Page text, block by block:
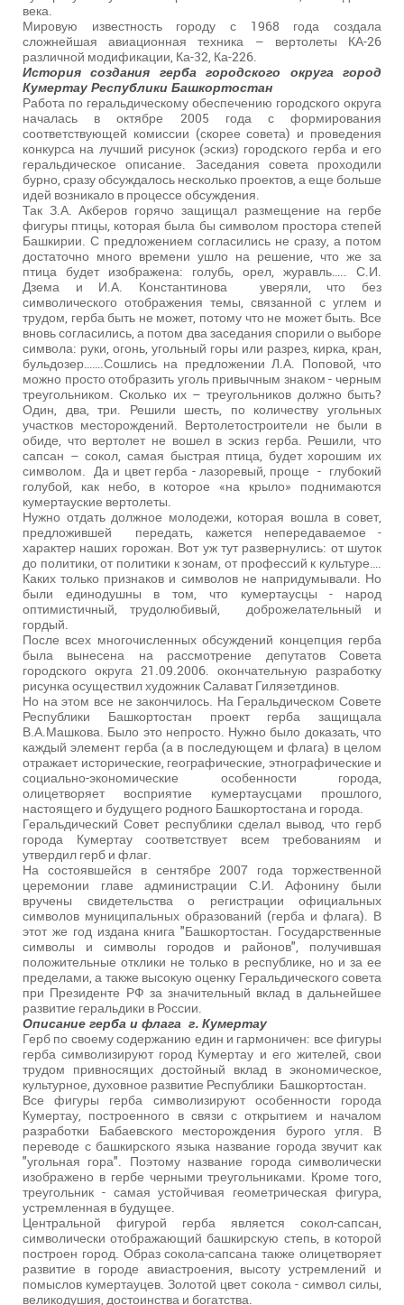
века.
Мировую известность городу с 1968 года создала
сложнейшая авиационная техника – вертолеты КА-26
различной модификации, Ка-32, Ка-226.
История создания герба городского округа город
Кумертау Республики Башкортостан
Работа по геральдическому обеспечению городского округа
началась в октябре 2005 года с формирования
соответствующей комиссии (скорее совета) и проведения
конкурса на лучший рисунок (эскиз) городского герба и его
геральдическое описание. Заседания совета проходили
бурно, сразу обсуждалось несколько проектов, а еще больше
идей возникало в процессе обсуждения.
Так З.А. Акберов горячо защищал размещение на гербе
фигуры птицы, которая была бы символом простора степей
Башкирии. С предложением согласились не сразу, а потом
достаточно много времени ушло на решение, что же за
птица будет изображена: голубь, орел, журавль….. С.И.
Дзема и И.А. Константинова уверяли, что без
символического отображения темы, связанной с углем и
трудом, герба быть не может, потому что не может быть. Все
вновь согласились, а потом два заседания спорили о выборе
символа: руки, огонь, угольный горы или разрез, кирка, кран,
бульдозер…….Сошлись на предложении Л.А. Поповой, что
можно просто отобразить уголь привычным знаком - черным
треугольником. Сколько их – треугольников должно быть?
Один, два, три. Решили шесть, по количеству угольных
участков месторождений. Вертолетостроители не были в
обиде, что вертолет не вошел в эскиз герба. Решили, что
сапсан – сокол, самая быстрая птица, будет хорошим их
символом. Да и цвет герба - лазоревый, проще - глубокий
голубой, как небо, в которое «на крыло» поднимаются
кумертауские вертолеты.
Нужно отдать должное молодежи, которая вошла в совет,
предложившей передать, кажется непередаваемое -
характер наших горожан. Вот уж тут развернулись: от шуток
до политики, от политики к зонам, от профессий к культуре….
Каких только признаков и символов не напридумывали. Но
были единодушны в том, что кумертаусцы - народ
оптимистичный, трудолюбивый, доброжелательный и
гордый.
После всех многочисленных обсуждений концепция герба
была вынесена на рассмотрение депутатов Совета
городского округа 21.09.2006. окончательную разработку
рисунка осуществил художник Салават Гилязетдинов.
Но на этом все не закончилось. На Геральдическом Совете
Республики Башкортостан проект герба защищала
В.А.Машкова. Было это непросто. Нужно было доказать, что
каждый элемент герба (а в последующем и флага) в целом
отражает исторические, географические, этнографические и
социально-экономические особенности города,
олицетворяет восприятие кумертаусцами прошлого,
настоящего и будущего родного Башкортостана и города.
Геральдический Совет республики сделал вывод, что герб
города Кумертау соответствует всем требованиям и
утвердил герб и флаг.
На состоявшейся в сентябре 2007 года торжественной
церемонии главе администрации С.И. Афонину были
вручены свидетельства о регистрации официальных
символов муниципальных образований (герба и флага). В
этот же год издана книга "Башкортостан. Государственные
символы и символы городов и районов", получившая
положительные отклики не только в республике, но и за ее
пределами, а также высокую оценку Геральдического совета
при Президенте РФ за значительный вклад в дальнейшее
развитие геральдики в России.
Описание герба и флага г. Кумертау
Герб по своему содержанию един и гармоничен: все фигуры
герба символизируют город Кумертау и его жителей, свои
трудом привносящих достойный вклад в экономическое,
культурное, духовное развитие Республики Башкортостан.
Все фигуры герба символизируют особенности города
Кумертау, построенного в связи с открытием и началом
разработки Бабаевского месторождения бурого угля. В
переводе с башкирского языка название города звучит как
"угольная гора". Поэтому название города символически
изображено в гербе черными треугольниками. Кроме того,
треугольник - самая устойчивая геометрическая фигура,
устремленная в будущее.
Центральной фигурой герба является сокол-сапсан,
символически отображающий башкирскую степь, в которой
построен город. Образ сокола-сапсана также олицетворяет
развитие в городе авиастроения, высоту устремлений и
помыслов кумертауцев. Золотой цвет сокола - символ силы,
великодушия, достоинства и богатства.